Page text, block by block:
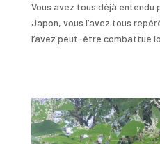
Vous avez tous déjà entendu
Japon, vous l’avez tous
l’avez peut-être combattue